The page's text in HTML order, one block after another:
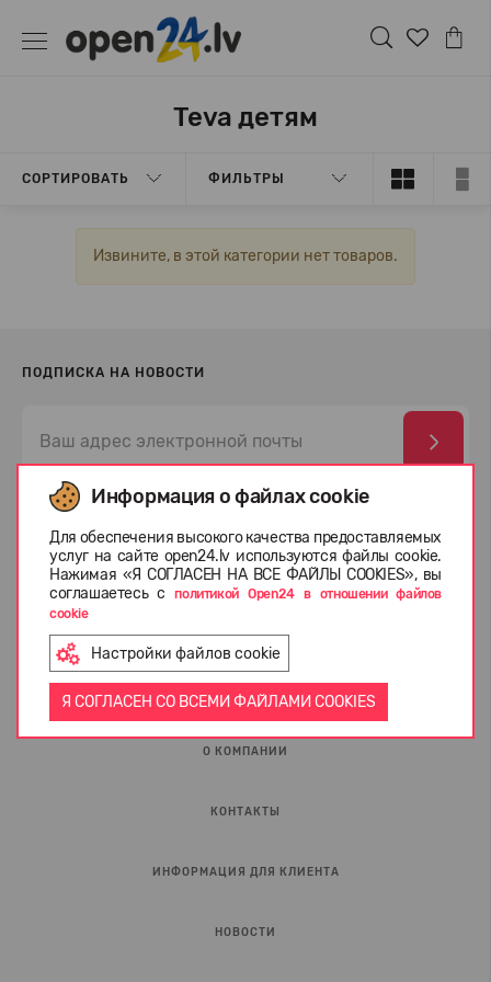
Информация о файлах cookie
Для обеспечения высокого качества предоставляемых
услуг на сайте open24.lv используются файлы cookie.
Нажимая «Я СОГЛАСЕН НА ВСЕ ФАЙЛЫ COOKIES», вы
соглашаетесь сполитикой Open24 в отношении файлов
cookie
Настройки файлов cookie
Я СОГЛАСЕН СО ВСЕМИ ФАЙЛАМИ COOKIES
Teva детям
СОРТИРОВАТЬ ФИЛЬТРЫ
Извините, в этой категории нет товаров.
ПОДПИСКА НА НОВОСТИ
Я подтверждаю, что ознакомился сПолитика
конфиденциальностииправила защиты
О КОМПАНИИ
КОНТАКТЫ
ИНФОРМАЦИЯ ДЛЯ КЛИЕНТА
НОВОСТИ